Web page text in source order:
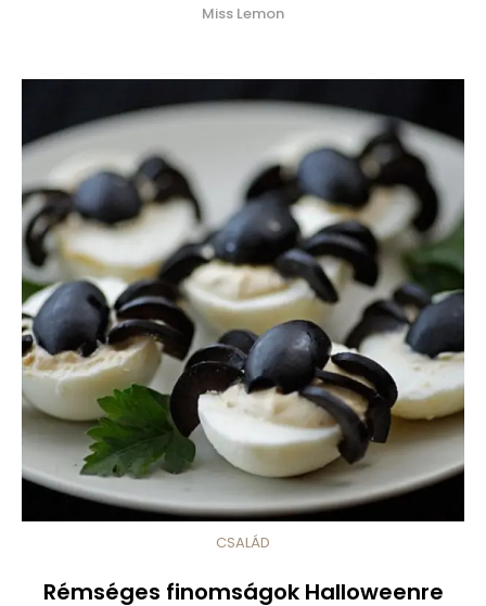
Miss Lemon
CSALÁD
Rémséges finomságok Halloweenre